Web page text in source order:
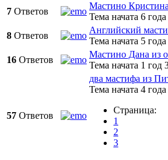
7 Ответов
Мастино
Тема начата 6
8 Ответов
Английский
Тема начата 5
16 Ответов
Мастино Дана из
Тема начата 1 год
57 Ответов
два мастифа из
Тема начата 4
Страница:
1
2
3